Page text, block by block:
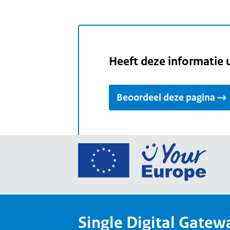
Heeft deze informatie
Beoordeel deze pagina
Ga
Your
Single Digital